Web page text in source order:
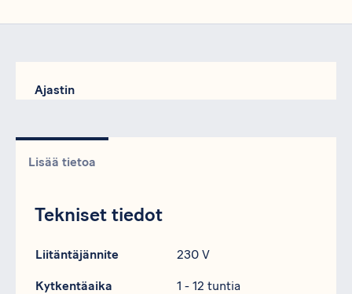
Ajastin
Lisää tietoa
Tekniset tiedot
ErittelyData
Liitäntäjännite 230 V
Kytkentäaika 1 - 12 tuntia